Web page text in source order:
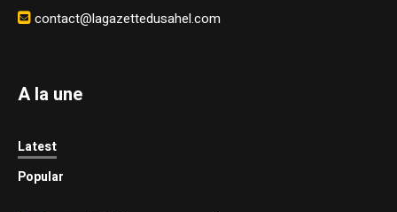
contact@lagazettedusahel.com
A la une
Latest
Popular